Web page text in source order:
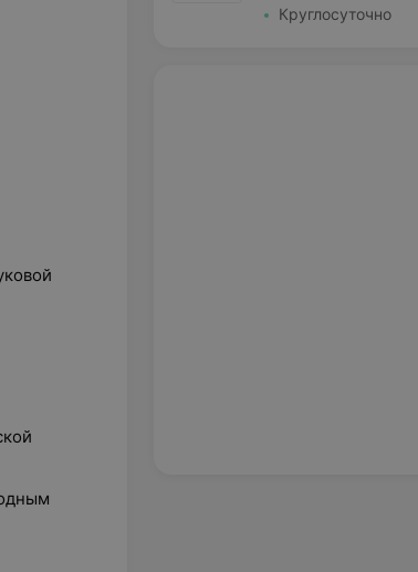
Круглосуточно